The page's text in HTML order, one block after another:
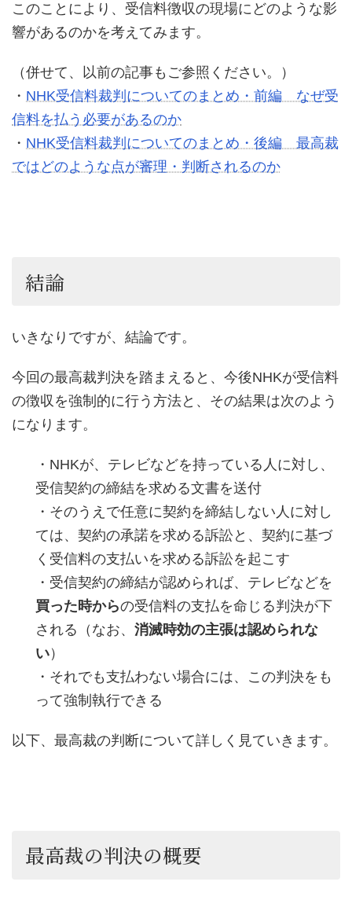
このことにより、受信料徴収の現場にどのような影
響があるのかを考えてみます。
（併せて、以前の記事もご参照ください。）
・ NHK受信料裁判についてのまとめ・前編 なぜ受
信料を払う必要があるのか
・ NHK受信料裁判についてのまとめ・後編 最高裁
ではどのような点が審理・判断されるのか
結論
いきなりですが、結論です。
今回の最高裁判決を踏まえると、今後NHKが受信料
の徴収を強制的に行う方法と、その結果は次のよう
になります。
・NHKが、テレビなどを持っている人に対し、
受信契約の締結を求める文書を送付
・そのうえで任意に契約を締結しない人に対し
ては、契約の承諾を求める訴訟と、契約に基づ
く受信料の支払いを求める訴訟を起こす
・受信契約の締結が認められば、テレビなどを
買った時からの受信料の支払を命じる判決が下
される（なお、 消滅時効の主張は認められな
い）
・それでも支払わない場合には、この判決をも
って強制執行できる
以下、最高裁の判断について詳しく見ていきます。
最高裁の判決の概要